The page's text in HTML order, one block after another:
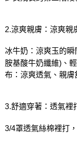
2.涼爽親膚：涼爽親
冰牛奶：涼爽玉的
胺基酸牛奶纖維)、
布：涼爽透氣、親膚
3.舒適穿著：透氣裡
3/4罩透氣絲棉裡打